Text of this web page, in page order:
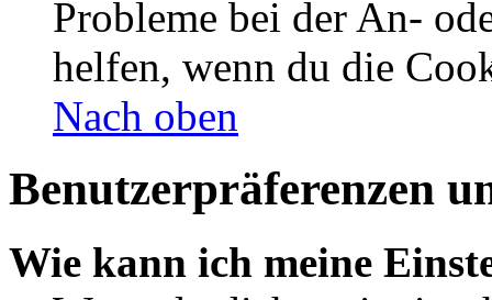
Probleme bei der An-
helfen, wenn du die
Nach oben
Benutzerpräferenzen
Wie kann ich meine